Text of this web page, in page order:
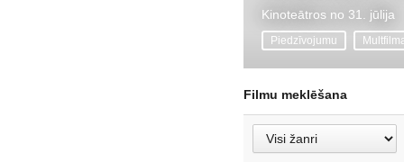
Kinoteātros no 31. jūlija
Piedzīvojumu
Filmu meklēšana